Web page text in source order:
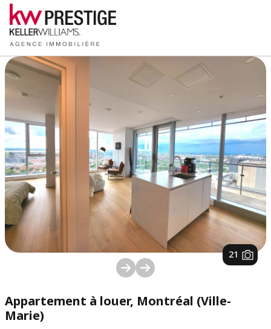
1/ 21
Appartement à louer, Montréal (Ville-
Marie)